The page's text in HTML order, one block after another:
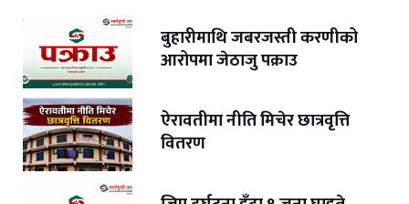
बुहारीमाथि जबरजस्ती करणीको
आरोपमा जेठाजु पक्राउ
ऐरावतीमा नीति मिचेर छात्रवृत्ति
वितरण